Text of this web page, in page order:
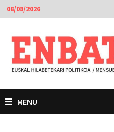
Passer
au
contenu
08/08/2026
MENU